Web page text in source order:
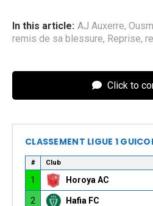
In this article: AJ Auxerre,
remis de sa blessure, Reprise,
Click to
CLASSEMENT LIGUE 1
# Club
1 Horoya AC
2 Hafia FC